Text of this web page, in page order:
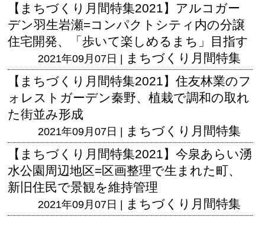
【まちづくり月間特集2021】アルコガー
デン羽生岩瀬=コンパクトシティ内の分譲
住宅開発、「歩いて楽しめるまち」目指す
2021年09月07日 | まちづくり月間特集
【まちづくり月間特集2021】住友林業のフ
ォレストガーデン秦野、植栽で調和の取れ
た街並み形成
2021年09月07日 | まちづくり月間特集
【まちづくり月間特集2021】今泉あらい湧
水公園周辺地区=区画整理で生まれた町、
新旧住民で景観を維持管理
2021年09月07日 | まちづくり月間特集